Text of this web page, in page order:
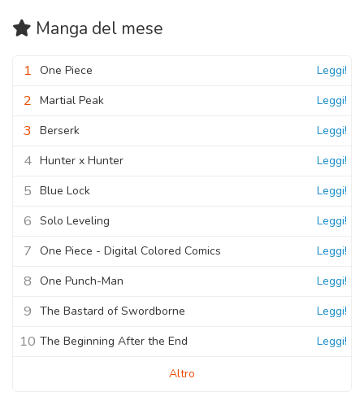
Manga del mese
1 One Piece Leggi!
2 Martial Peak Leggi!
3 Berserk Leggi!
4 Hunter x Hunter Leggi!
5 Blue Lock Leggi!
6 Solo Leveling Leggi!
7 One Piece - Digital Colored Comics Leggi!
8 One Punch-Man Leggi!
9 The Bastard of Swordborne Leggi!
10 The Beginning After the End Leggi!
Altro